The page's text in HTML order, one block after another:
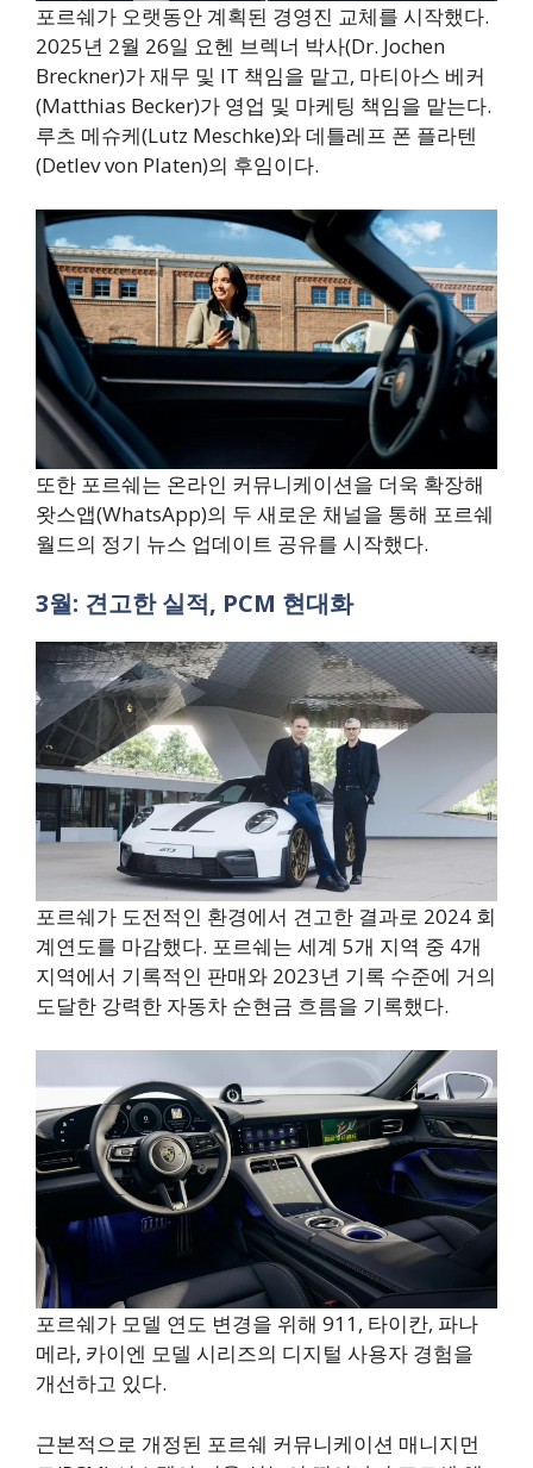
포르쉐가 오랫동안 계획된 경영진 교체를 시작했다.
2025년 2월 26일 요헨 브렉너 박사(Dr. Jochen
Breckner)가 재무 및 IT 책임을 맡고, 마티아스 베커
(Matthias Becker)가 영업 및 마케팅 책임을 맡는다.
루츠 메슈케(Lutz Meschke)와 데틀레프 폰 플라텐
(Detlev von Platen)의 후임이다.
또한 포르쉐는 온라인 커뮤니케이션을 더욱 확장해
왓스앱(WhatsApp)의 두 새로운 채널을 통해 포르쉐
월드의 정기 뉴스 업데이트 공유를 시작했다.
3월: 견고한 실적, PCM 현대화
포르쉐가 도전적인 환경에서 견고한 결과로 2024 회
계연도를 마감했다. 포르쉐는 세계 5개 지역 중 4개
지역에서 기록적인 판매와 2023년 기록 수준에 거의
도달한 강력한 자동차 순현금 흐름을 기록했다.
포르쉐가 모델 연도 변경을 위해 911, 타이칸, 파나
메라, 카이엔 모델 시리즈의 디지털 사용자 경험을
개선하고 있다.
근본적으로 개정된 포르쉐 커뮤니케이션 매니지먼